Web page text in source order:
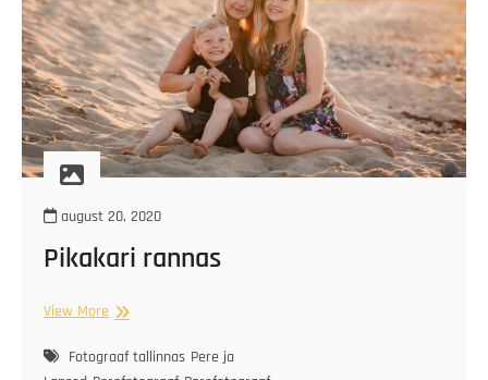
august 20, 2020
Pikakari rannas
View More Pikakari
Fotograaf tallinnas Pere ja